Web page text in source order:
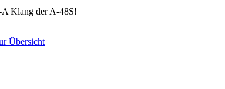
A Klang der A-48S!
Übersicht